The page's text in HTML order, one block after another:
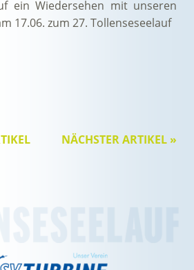
ein Wiedersehen mit unseren
17.06. zum 27. Tollenseseelauf
NÄCHSTER ARTIKEL »